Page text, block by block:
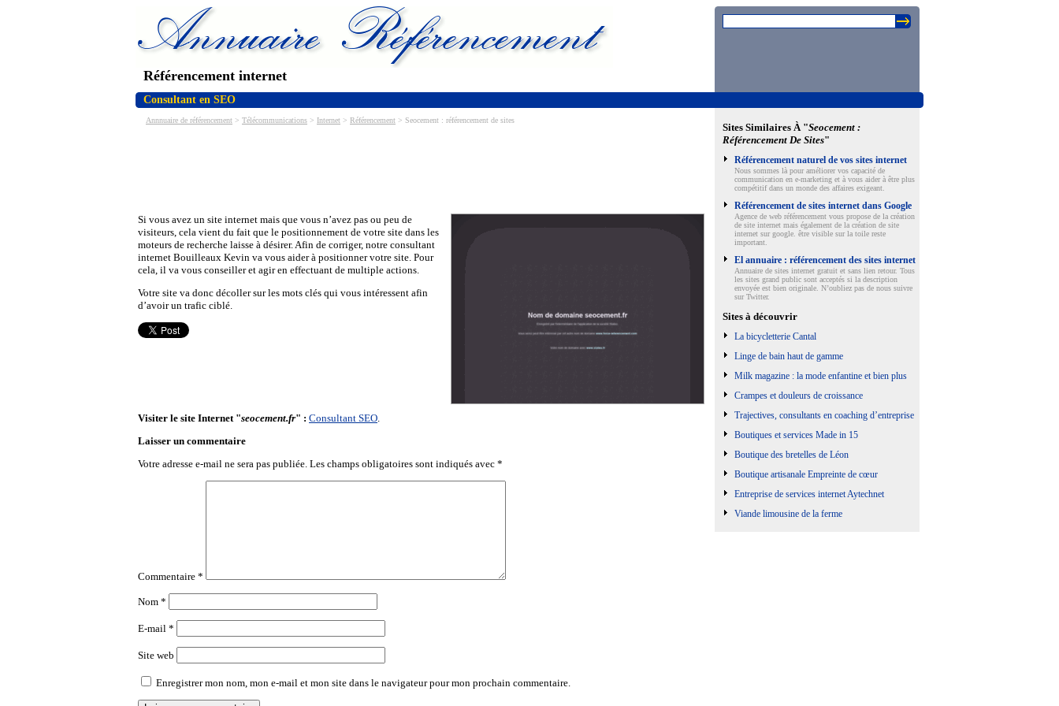
Référencement internet
Consultant en SEO
Annnuaire de référencement > Télécommunications > Internet > Référencement > Seocement : référencement de sites
Si vous avez un site internet mais que vous n’avez pas ou peu de
visiteurs, cela vient du fait que le positionnement de votre site dans les
moteurs de recherche laisse à désirer. Afin de corriger, notre consultant
internet Bouilleaux Kevin va vous aider à positionner votre site. Pour
cela, il va vous conseiller et agir en effectuant de multiple actions.
Votre site va donc décoller sur les mots clés qui vous intéressent afin
d’avoir un trafic ciblé.
Visiter le site Internet "seocement.fr" : Consultant SEO.
Laisser un commentaire
Votre adresse e-mail ne sera pas publiée. Les champs obligatoires sont indiqués avec *
Commentaire *
Nom *
E-mail *
Site web
Enregistrer mon nom, mon e-mail et mon site dans le navigateur pour mon prochain commentaire.
Sites Similaires À "Seocement :
Référencement De Sites"
Référencement naturel de vos sites internet
Nous sommes là pour améliorer vos capacité de
communication en e-marketing et à vous aider à être plus
compétitif dans un monde des affaires exigeant.
Référencement de sites internet dans Google
Agence de web référencement vous propose de la création
de site internet mais également de la création de site
internet sur google. être visible sur la toile reste
important.
El annuaire : référencement des sites internet
Annuaire de sites internet gratuit et sans lien retour. Tous
les sites grand public sont acceptés si la description
envoyée est bien originale. N’oubliez pas de nous suivre
sur Twitter.
Sites à découvrir
La bicycletterie Cantal
Linge de bain haut de gamme
Milk magazine : la mode enfantine et bien plus
Crampes et douleurs de croissance
Trajectives, consultants en coaching d’entreprise
Boutiques et services Made in 15
Boutique des bretelles de Léon
Boutique artisanale Empreinte de cœur
Entreprise de services internet Aytechnet
Viande limousine de la ferme